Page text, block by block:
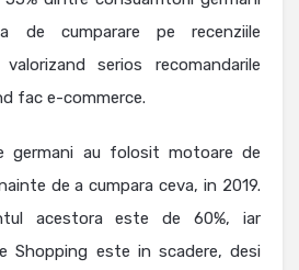
de cumparare pe recenziile
serios recomandarile
fac e-commerce.
germani au folosit motoare de
de a cumpara ceva, in 2019.
acestora este de 60%, iar
Shopping este in scadere, desi